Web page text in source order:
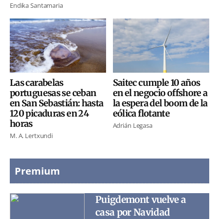
Endika Santamaria
Las carabelas
portuguesas se ceban
en San Sebastián: hasta
120 picaduras en 24
horas
M. A. Lertxundi
Saitec cumple 10 años
en el negocio offshore a
la espera del boom de la
eólica flotante
Adrián Legasa
Premium
Puigdemont vuelve a
casa por Navidad